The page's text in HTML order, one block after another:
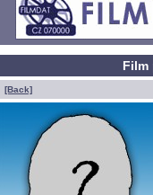
Film
[Back]